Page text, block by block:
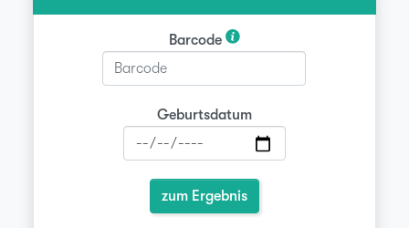
Barcode
Geburtsdatum
zum Ergebnis